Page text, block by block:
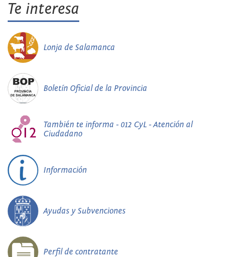
Te interesa
Lonja de Salamanca
Boletín Oficial de la Provincia
También te informa - 012 CyL - Atención al
Ciudadano
Información
Ayudas y Subvenciones
Perfil de contratante